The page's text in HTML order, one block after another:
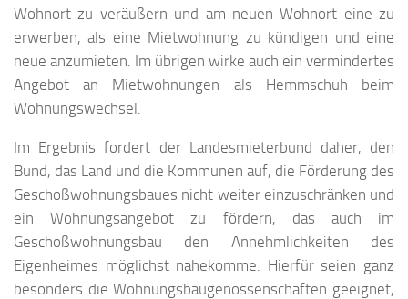
Wohnort zu veräußern und am neuen Wohnort eine zu
erwerben, als eine Mietwohnung zu kündigen und eine
neue anzumieten. Im übrigen wirke auch ein vermindertes
Angebot an Mietwohnungen als Hemmschuh beim
Wohnungswechsel.
Im Ergebnis fordert der Landesmieterbund daher, den
Bund, das Land und die Kommunen auf, die Förderung des
Geschoßwohnungsbaues nicht weiter einzuschränken und
ein Wohnungsangebot zu fördern, das auch im
Geschoßwohnungsbau den Annehmlichkeiten des
Eigenheimes möglichst nahekomme. Hierfür seien ganz
besonders die Wohnungsbaugenossenschaften geeignet,